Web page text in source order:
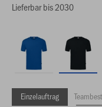
Lieferbar bis 2030
Einzelauftrag